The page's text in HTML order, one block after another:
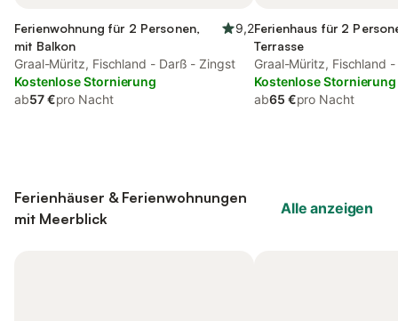
Ferienwohnung für 2 Personen,
mit Balkon
9,2
Graal-Müritz, Fischland - Darß - Zingst
Kostenlose Stornierung
ab57 €pro Nacht
Ferienhaus für 2
Terrasse
Graal-Müritz, Fischland
Kostenlose Stornierung
ab65 €pro Nacht
Ferienhäuser & Ferienwohnungen
mit Meerblick
Alle anzeigen